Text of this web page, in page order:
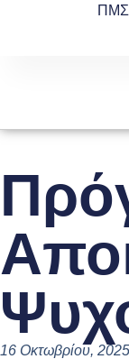
ΠΜΣ
16 Οκτωβρίου, 2025